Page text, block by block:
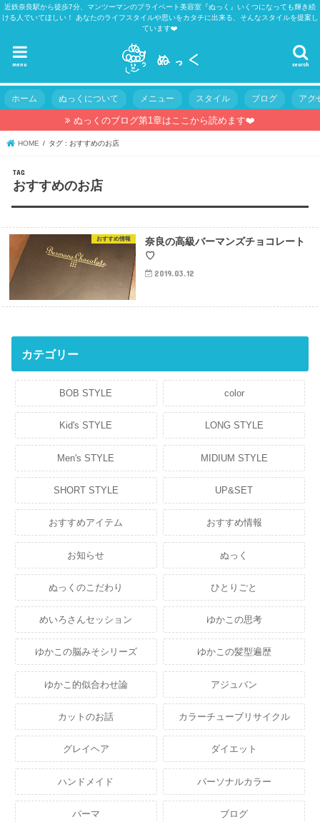
近鉄奈良駅から徒歩7分、マンツーマンのプライベート美容室『ぬっく』いくつになっても輝き続
ける人でいてほしい！ あなたのライフスタイルや思いをカタチに出来る、そんなスタイルを提案し
ています❤️
search
menu
ホーム ぬっくについて メニュー スタイル ブログ アク
ぬっくのブログ第1章はここから読めます❤️
HOME タグ : おすすめのお店
TAG
おすすめのお店
おすすめ情報
奈良の高級バーマンズチョコレート
♡
2019.03.12
カテゴリー
BOB STYLE color
Kid's STYLE LONG STYLE
Men's STYLE MIDIUM STYLE
SHORT STYLE UP&SET
おすすめアイテム おすすめ情報
お知らせ ぬっく
ぬっくのこだわり ひとりごと
めいろさんセッション ゆかこの思考
ゆかこの脳みそシリーズ ゆかこの髪型遍歴
ゆかこ的似合わせ論 アジュバン
カットのお話 カラーチューブリサイクル
グレイヘア ダイエット
ハンドメイド パーソナルカラー
パーマ ブログ